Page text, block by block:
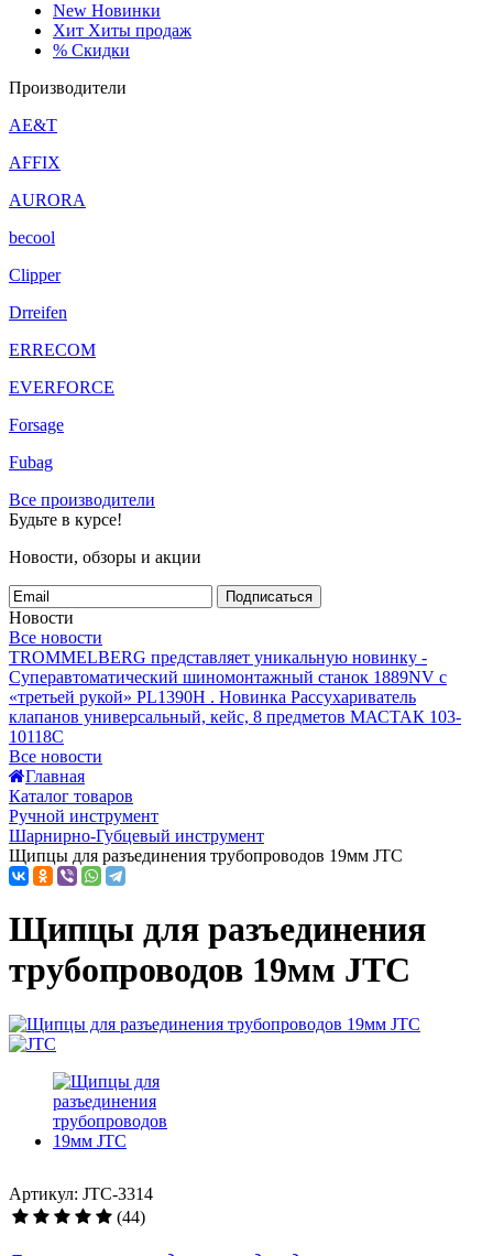
New Новинки
Хит Хиты продаж
% Скидки
Производители
AE&T
AFFIX
AURORA
becool
Clipper
Drreifen
ERRECOM
EVERFORCE
Forsage
Fubag
Все производители
Будьте в курсе!
Новости, обзоры и акции
Подписаться
Новости
Все новости
TROMMELBERG представляет уникальную новинку -
Суперавтоматический шиномонтажный станок 1889NV с
«третьей рукой» PL1390H . Новинка Рассухариватель
клапанов универсальный, кейс, 8 предметов МАСТАК 103-
10118C
Все новости
Главная
Каталог товаров
Ручной инструмент
Шарнирно-Губцевый инструмент
Щипцы для разъединения трубопроводов 19мм JTC
Щипцы для разъединения
трубопроводов 19мм JTC
Артикул: JTC-3314
(44)